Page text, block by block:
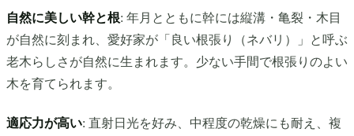
自然に美しい幹と根: 年月とともに幹には縦溝・亀裂・木目
が自然に刻まれ、愛好家が「良い根張り（ネバリ）」と呼ぶ
老木らしさが自然に生まれます。少ない手間で根張りのよい
木を育てられます。
適応力が高い: 直射日光を好み、中程度の乾燥にも耐え、複